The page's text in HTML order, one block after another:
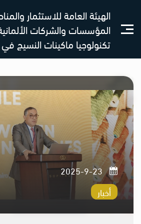
الهيئة العامة للاستثمار
المؤسسات والشركات
تكنولوجيا ماكينات النسيج
أخبار
23-9-2025